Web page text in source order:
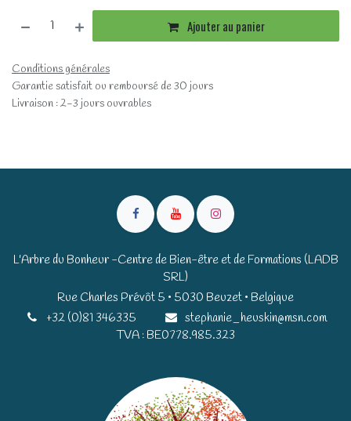
Ajouter au panier
Conditions générales
Garantie satisfait ou remboursé de 30 jours
Livraison : 2-3 jours ouvrables
L'Arbre du Bonheur -Centre de Bien-être et de Formations (LADB
SRL)
Rue Charles Prévôt 5 • 5030 Beuzet • Belgique​​
+32 (0)81 346335
stephanie_heuskin@msn.com
TVA : BE0778.985.323